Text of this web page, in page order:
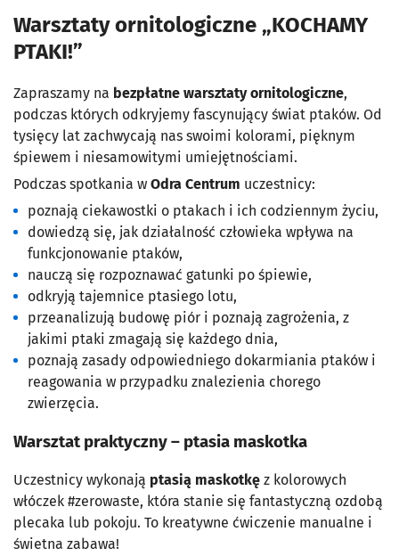
Warsztaty ornitologiczne „KOCHAMY
PTAKI!”
Zapraszamy na bezpłatne warsztaty ornitologiczne,
podczas których odkryjemy fascynujący świat ptaków. Od
tysięcy lat zachwycają nas swoimi kolorami, pięknym
śpiewem i niesamowitymi umiejętnościami.
Podczas spotkania w Odra Centrum uczestnicy:
poznają ciekawostki o ptakach i ich codziennym życiu,
dowiedzą się, jak działalność człowieka wpływa na
funkcjonowanie ptaków,
nauczą się rozpoznawać gatunki po śpiewie,
odkryją tajemnice ptasiego lotu,
przeanalizują budowę piór i poznają zagrożenia, z
jakimi ptaki zmagają się każdego dnia,
poznają zasady odpowiedniego dokarmiania ptaków i
reagowania w przypadku znalezienia chorego
zwierzęcia.
Warsztat praktyczny – ptasia maskotka
Uczestnicy wykonają ptasią maskotkę z kolorowych
włóczek #zerowaste, która stanie się fantastyczną ozdobą
plecaka lub pokoju. To kreatywne ćwiczenie manualne i
świetna zabawa!